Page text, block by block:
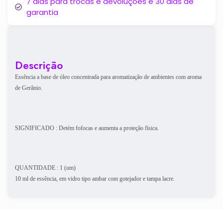
Descrição
Essência a base de óleo concentrada para aromatização de ambientes com aroma
de Gerânio.
SIGNIFICADO : Detém fofocas e aumenta a proteção física.
QUANTIDADE : 1 (um)
10 ml de essência, em vidro tipo ambar com gotejador e tampa lacre.
garantia